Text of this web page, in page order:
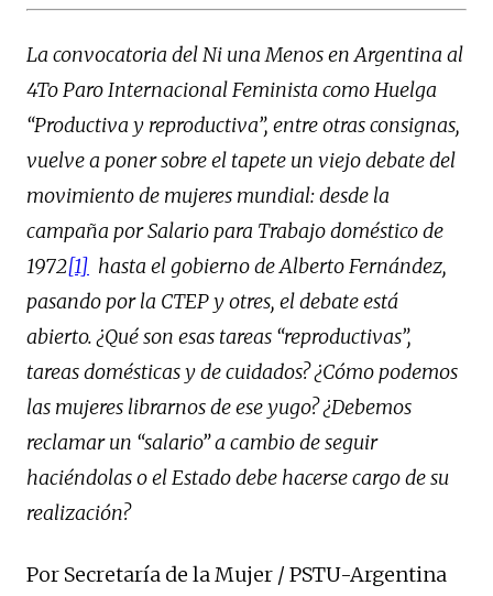
La convocatoria del Ni una Menos en Argentina al
4To Paro Internacional Feminista como Huelga
“Productiva y reproductiva”, entre otras consignas,
vuelve a poner sobre el tapete un viejo debate del
movimiento de mujeres mundial: desde la
campaña por Salario para Trabajo doméstico de
1972[1] hasta el gobierno de Alberto Fernández,
pasando por la CTEP y otres, el debate está
abierto. ¿Qué son esas tareas “reproductivas”,
tareas domésticas y de cuidados? ¿Cómo podemos
las mujeres librarnos de ese yugo? ¿Debemos
reclamar un “salario” a cambio de seguir
haciéndolas o el Estado debe hacerse cargo de su
realización?
Por Secretaría de la Mujer / PSTU-Argentina